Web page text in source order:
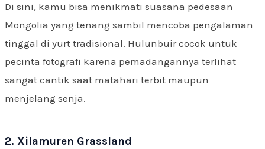
Di sini, kamu bisa menikmati suasana pedesaan
Mongolia yang tenang sambil mencoba pengalaman
tinggal di yurt tradisional. Hulunbuir cocok untuk
pecinta fotografi karena pemadangannya terlihat
sangat cantik saat matahari terbit maupun
menjelang senja.
2. Xilamuren Grassland